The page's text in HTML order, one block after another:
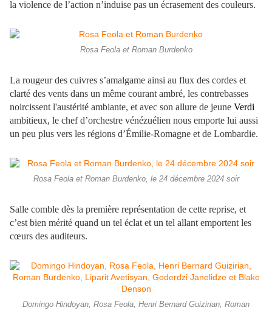
la violence de l’action n’induise pas un écrasement des couleurs.
Rosa Feola et Roman Burdenko
La rougeur des cuivres s’amalgame ainsi au flux des cordes et
clarté des vents dans un même courant ambré, les contrebasses
noircissent l'austérité ambiante, et avec son allure de jeune Verdi
ambitieux, le chef d’orchestre vénézuélien nous emporte lui aussi
un peu plus vers les régions d’Émilie-Romagne et de Lombardie.
Rosa Feola et Roman Burdenko, le 24 décembre 2024 soir
Salle comble dès la première représentation de cette reprise, et
c’est bien mérité quand un tel éclat et un tel allant emportent les
cœurs des auditeurs.
Domingo Hindoyan, Rosa Feola, Henri Bernard Guizirian, Roman